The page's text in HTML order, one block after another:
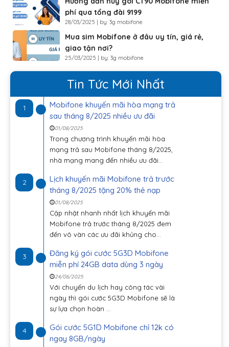
phí qua tổng đài 9199
28/03/2025 | by: 3g mobifone
Mua sim Mobifone ở đâu uy tín, giá rẻ,
giao tận nơi?
25/03/2025 | by: 3g mobifone
Tin Tức Mới Nhất
1
Mobifone khuyến mãi hòa mạng trả
sau tháng 8/2025 nhiều ưu đãi
01/08/2025
Trong chương trình khuyến mãi hòa
mạng trả sau Mobifone tháng 8/2025,
nhà mạng mang đến nhiều ưu đãi...
2
Lịch khuyến mãi Mobifone trả trước
tháng 8/2025 tặng 20% thẻ nạp
01/08/2025
Cập nhật nhanh nhất lịch khuyến mãi
Mobifone trả trước tháng 8/2025 đem
đến vô vàn các ưu đãi khủng cho...
3
Đăng ký gói cước 5G3D Mobifone
miễn phí 24GB data dùng 3 ngày
24/06/2025
Với chuyến du lịch hay công tác vài
ngày thì gói cước 5G3D Mobifone sẽ là
sự lựa chọn hoàn ...
4
Gói cước 5G1D Mobifone chỉ 12k có
ngay 8GB/ngày